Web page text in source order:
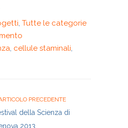
, Tutte le categorie
, cellule staminali,
PRECEDENTE
della Scienza di
2013